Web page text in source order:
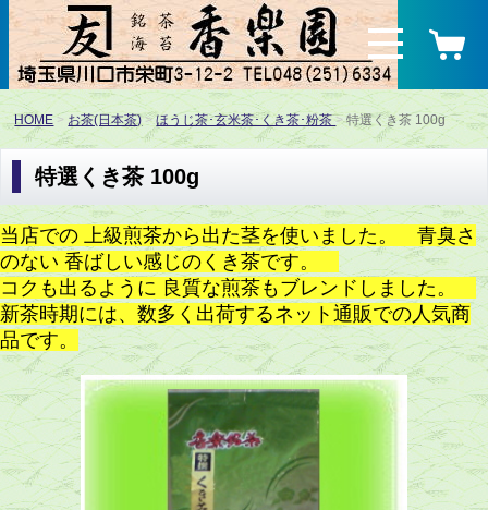
HOME お茶(日本茶) ほうじ茶･玄米茶･くき茶･粉茶 特選くき茶 100g
特選くき茶 100g
当店での 上級煎茶から出た茎を使いました。 青臭さ
のない 香ばしい感じのくき茶です。
コクも出るように 良質な煎茶もブレンドしました。
新茶時期には、数多く出荷するネット通販での人気商
品です。